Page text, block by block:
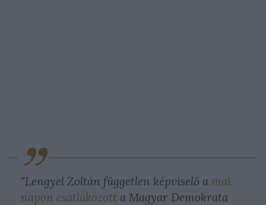
"Lengyel Zoltán független képviselő a mai
napon csatlakozott a Magyar Demokrata